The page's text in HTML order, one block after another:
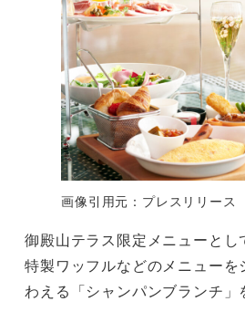
画像引用元：プレスリリース
御殿山テラス限定メニューとし
特製ワッフルなどのメニュー
わえる「シャンパンブランチ」